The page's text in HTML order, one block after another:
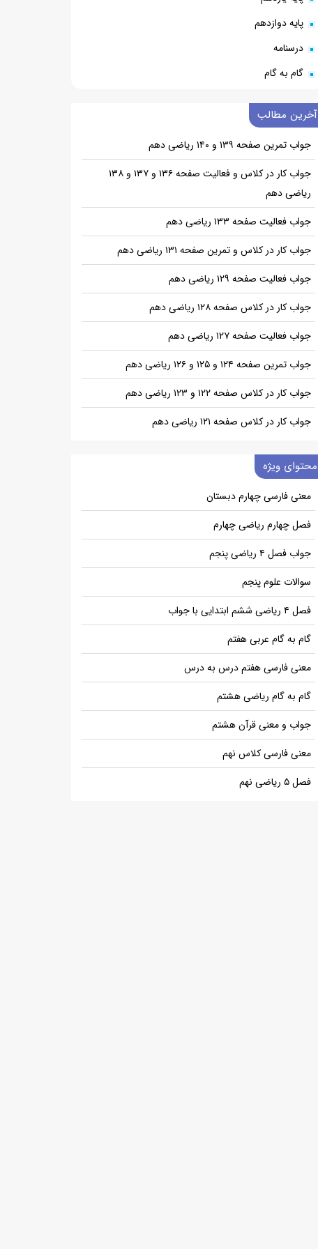
پایه دوازدهم
درسنامه
گام به گام
آخرین مطالب
جواب تمرین صفحه ۱۳۹ و ۱۴۰ ریاضی دهم
جواب کار در کلاس و فعالیت صفحه ۱۳۶ و ۱۳۷ و ۱۳۸
ریاضی دهم
جواب فعالیت صفحه ۱۳۳ ریاضی دهم
جواب کار در کلاس و تمرین صفحه ۱۳۱ ریاضی دهم
جواب فعالیت صفحه ۱۲۹ ریاضی دهم
جواب کار در کلاس صفحه ۱۲۸ ریاضی دهم
جواب فعالیت صفحه ۱۲۷ ریاضی دهم
جواب تمرین صفحه ۱۲۴ و ۱۲۵ و ۱۲۶ ریاضی دهم
جواب کار در کلاس صفحه ۱۲۲ و ۱۲۳ ریاضی دهم
جواب کار در کلاس صفحه ۱۲۱ ریاضی دهم
محتوای ویژه
معنی فارسی چهارم دبستان
فصل چهارم ریاضی چهارم
جواب فصل ۴ ریاضی پنجم
سوالات علوم پنجم
فصل ۴ ریاضی ششم ابتدایی با جواب
گام به گام عربی هفتم
معنی فارسی هفتم درس به درس
گام به گام ریاضی هشتم
جواب و معنی قرآن هشتم
معنی فارسی کلاس نهم
فصل ۵ ریاضی نهم